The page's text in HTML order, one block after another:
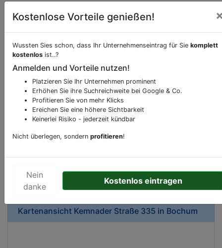
Beschreibung & Services von
Blumenladen-Blumenhandel
Sie möchten eine Beschreibung, Dienstleistung
oder andere relevante Informationen hinzufügen?
Klicken Sie bitte
hierum uns zu kontaktieren.
Sonderangebote odere besondere Services, die
Kartenansicht Kemnader Straße 335 in Bochum
Kostenlose Vorteile genießen!
Wussten Sies schon, dass Ihr Unternehmenseintrag für Sie komplett
kostenlos ist..?
Anmelden und Vorteile nutzen!
Platzieren Sie Ihr Unternehmen prominent
Erhöhen Sie ihre Suchreichweite bei Google & Co.
Profitieren Sie von mehr Klicks
Ereichen Sie eine höhere Sichtbarkeit
Keinerlei Risiko - jederzeit kündbar
Nicht überlegen, sondern profitieren!
Nein
danke
Kostenlos eintragen